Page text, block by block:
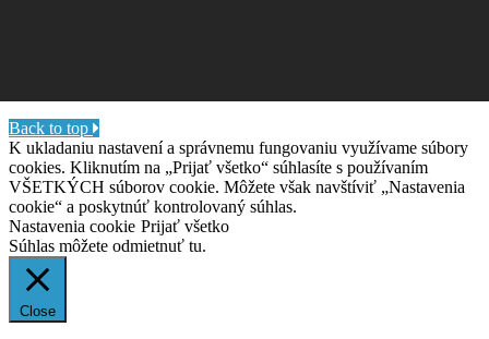
Back to top
K ukladaniu nastavení a správnemu fungovaniu využívame súbory
cookies. Kliknutím na „Prijať všetko“ súhlasíte s používaním
VŠETKÝCH súborov cookie. Môžete však navštíviť „Nastavenia
cookie“ a poskytnúť kontrolovaný súhlas.
Nastavenia cookie Prijať všetko
Súhlas môžete odmietnuť tu.
Close